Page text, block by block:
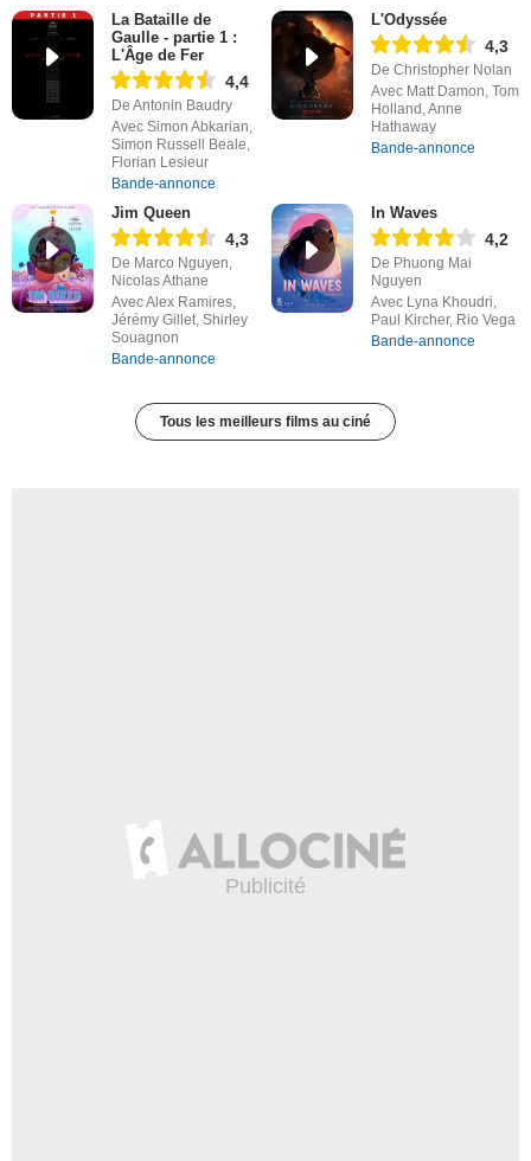
La Bataille de
Gaulle - partie 1 :
L'Âge de Fer
4,4
De Antonin Baudry
Avec Simon Abkarian,
Simon Russell Beale,
Florian Lesieur
Bande-annonce
L'Odyssée
4,3
De Christopher Nolan
Avec Matt Damon, Tom
Holland, Anne
Hathaway
Bande-annonce
Jim Queen
4,3
De Marco Nguyen,
Nicolas Athane
Avec Alex Ramires,
Jérémy Gillet, Shirley
Souagnon
Bande-annonce
In Waves
4,2
De Phuong Mai
Nguyen
Avec Lyna Khoudri,
Paul Kircher, Rio Vega
Bande-annonce
Tous les meilleurs films au ciné